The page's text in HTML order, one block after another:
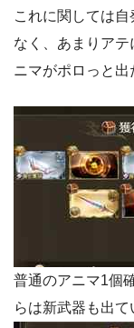
これに関しては
なく、あまりア
ニマがポロっと出
普通のアニマ1個
らは新武器も出て